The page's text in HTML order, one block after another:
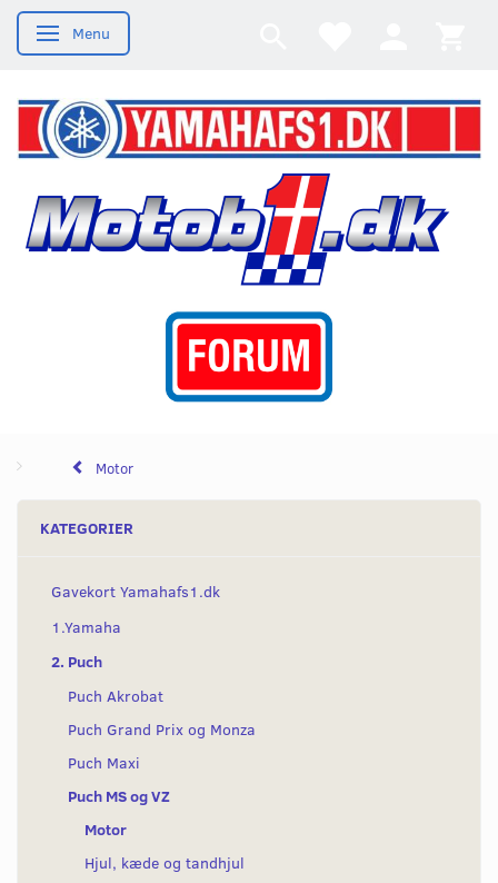
Skifte navigation
Menu
Motor
KATEGORIER
Gavekort Yamahafs1.dk
1.Yamaha
2. Puch
Puch Akrobat
Puch Grand Prix og Monza
Puch Maxi
Puch MS og VZ
Motor
Hjul, kæde og tandhjul